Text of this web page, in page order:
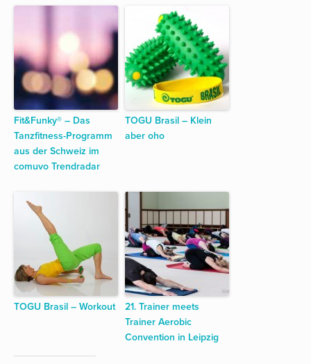
Fit&Funky® – Das
Tanzfitness-Programm
aus der Schweiz im
comuvo Trendradar
TOGU Brasil – Klein
aber oho
TOGU Brasil – Workout
21. Trainer meets
Trainer Aerobic
Convention in Leipzig